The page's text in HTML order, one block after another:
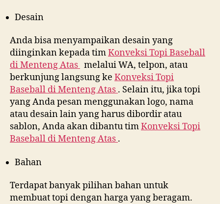
Desain
Anda bisa menyampaikan desain yang
diinginkan kepada timKonveksi Topi Baseball
diMenteng Atas melalui WA, telpon, atau
berkunjung langsung ke Konveksi Topi
Baseball diMenteng Atas . Selain itu, jika topi
yang Anda pesan menggunakan logo, nama
atau desain lain yang harus dibordir atau
sablon, Anda akan dibantu timKonveksi Topi
Baseball diMenteng Atas .
Bahan
Terdapat banyak pilihan bahan untuk
membuat topi dengan harga yang beragam.